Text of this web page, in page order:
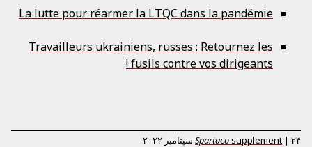
La lutte pour réarmer la LTQC dans la pandémie
Travailleurs ukrainiens, russes : Retournez les
fusils contre vos dirigeants !
Spartaco supplement | ۲۴ سپتامبر ۲۰۲۲